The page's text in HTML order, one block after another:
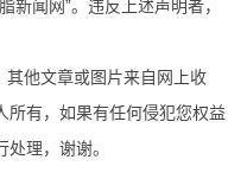
新闻网”。违反上述声明者，
他文章或图片来自网上收
所有，如果有任何侵犯您权益
理，谢谢。